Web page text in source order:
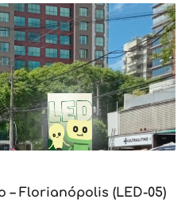
– Florianópolis (LED-05)